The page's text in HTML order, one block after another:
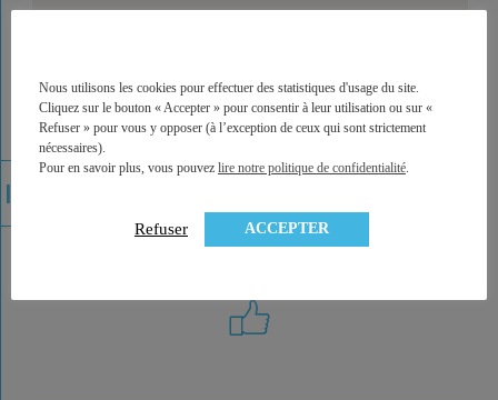
Gestion pilotée
Nous utilisons les cookies pour effectuer des statistiques d'usage du site.
Cliquez sur le bouton « Accepter » pour consentir à leur utilisation ou sur «
Refuser » pour vous y opposer (à l’exception de ceux qui sont strictement
nécessaires).
Pour en savoir plus, vous pouvez lire notre politique de confidentialité
Refuser ACCEPTER